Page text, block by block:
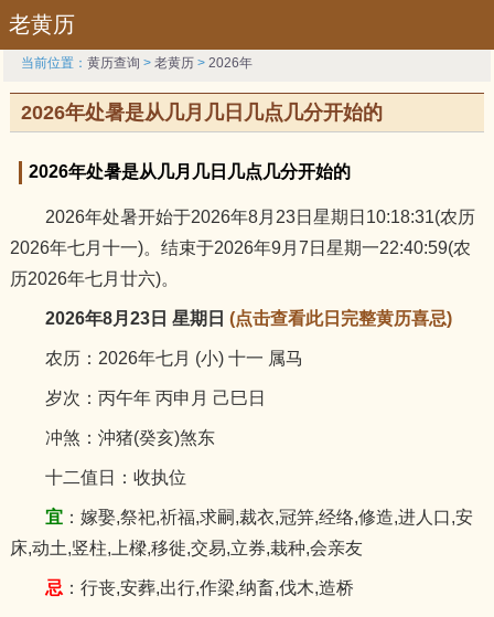
老黄历
当前位置：黄历查询 >老黄历 >2026年
2026年处暑是从几月几日几点几分开始的
2026年处暑是从几月几日几点几分开始的
2026年处暑开始于2026年8月23日星期日10:18:31(农历
2026年七月十一)。结束于2026年9月7日星期一22:40:59(农
历2026年七月廿六)。
2026年8月23日 星期日 (点击查看此日完整黄历喜忌)
农历：2026年七月 (小) 十一 属马
岁次：丙午年 丙申月 己巳日
冲煞：沖猪(癸亥)煞东
十二值日：收执位
宜：嫁娶,祭祀,祈福,求嗣,裁衣,冠笄,经络,修造,进人口,安
床,动土,竖柱,上樑,移徙,交易,立券,栽种,会亲友
忌 ：行丧,安葬,出行,作梁,纳畜,伐木,造桥